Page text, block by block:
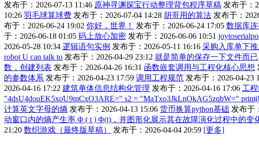
发布于：2026-07-13 11:46 原神寻渊探宝行动整理背包程序草稿 发布于：
10:26 羽毛球算球费 发布于：2026-07-04 14:28 胡哥用的算法 发布于：
布于：2026-06-24 19:02 你好，世界！ 发布于：2026-06-24 17:05 数据库
于：2026-06-18 01:05 码上放心加密 发布于：2026-06-06 10:51
2026-05-28 10:34 逻辑语句实例 发布于：2026-05-11 16:16 采购入库单下
robot U can talk to 发布于：2026-04-29 23:12 就是简单的保存一下文件而已
数，创建列表 发布于：2026-04-26 16:31 函数嵌套调用与工程化核心思想
的参数体系 发布于：2026-04-23 17:59 调用工程规范 发布于：2026-04-23
2026-04-16 17:22 建筑单体信息结构化管理 发布于：2026-04-16 17:06 工
"4dsU4douEK5xoU9mCxO3ARE=" s2 = "MaTxo3JkLnOkAG5zqbW="
计算英文字母的熵 发布于：2026-04-13 15:06 货币换算python基础 发布于
动窗口内的熵产生率 Φ ( t ) Φ(t)，并图形化展示其在故障演化过程中的变
21:20 数织游戏（最终版草稿） 发布于：2026-04-04 20:59 [更多]